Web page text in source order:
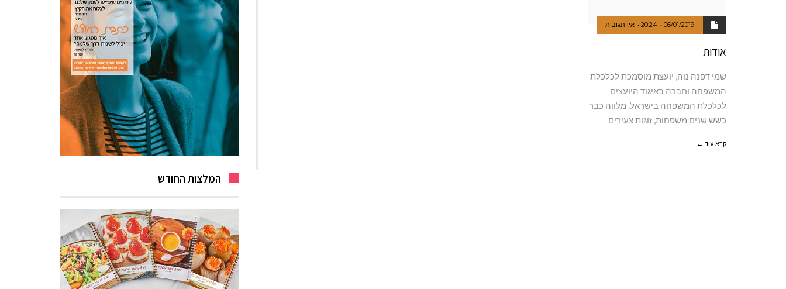
06/01/2019
20:24 אין תגובות
אודות
שמי דפנה נוה, יועצת מוסמכת לכלכלת
המשפחה וחברה באיגוד היועצים
לכלכלת המשפחה בישראל. מלווה כבר
כשש שנים משפחות, זוגות צעירים
קרא עוד ←
המלצות החודש